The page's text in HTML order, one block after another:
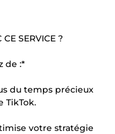
SERVICE ?
de :*
du temps précieux
TikTok.
votre stratégie